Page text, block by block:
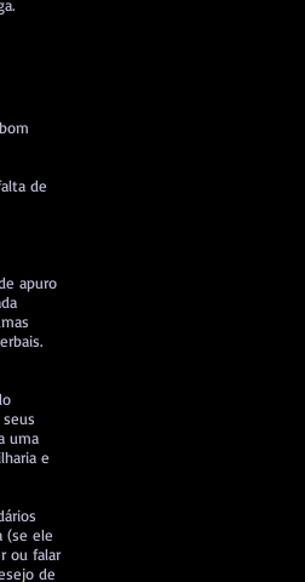
de
apuro
uma
e
(se ele
ou falar
de